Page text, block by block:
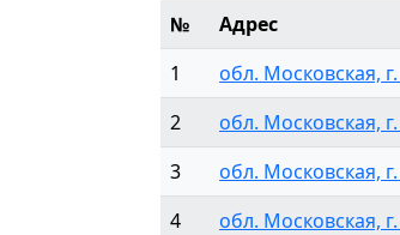
№ Адрес
1
обл. Московская,
2
обл. Московская,
3
обл. Московская,
4
обл. Московская,